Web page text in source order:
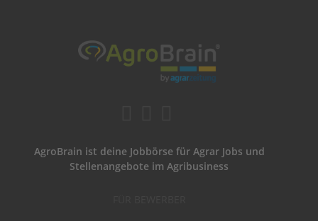
AgroBrain ist deine Jobbörse für Agrar Jobs und
Stellenangebote im Agribusiness